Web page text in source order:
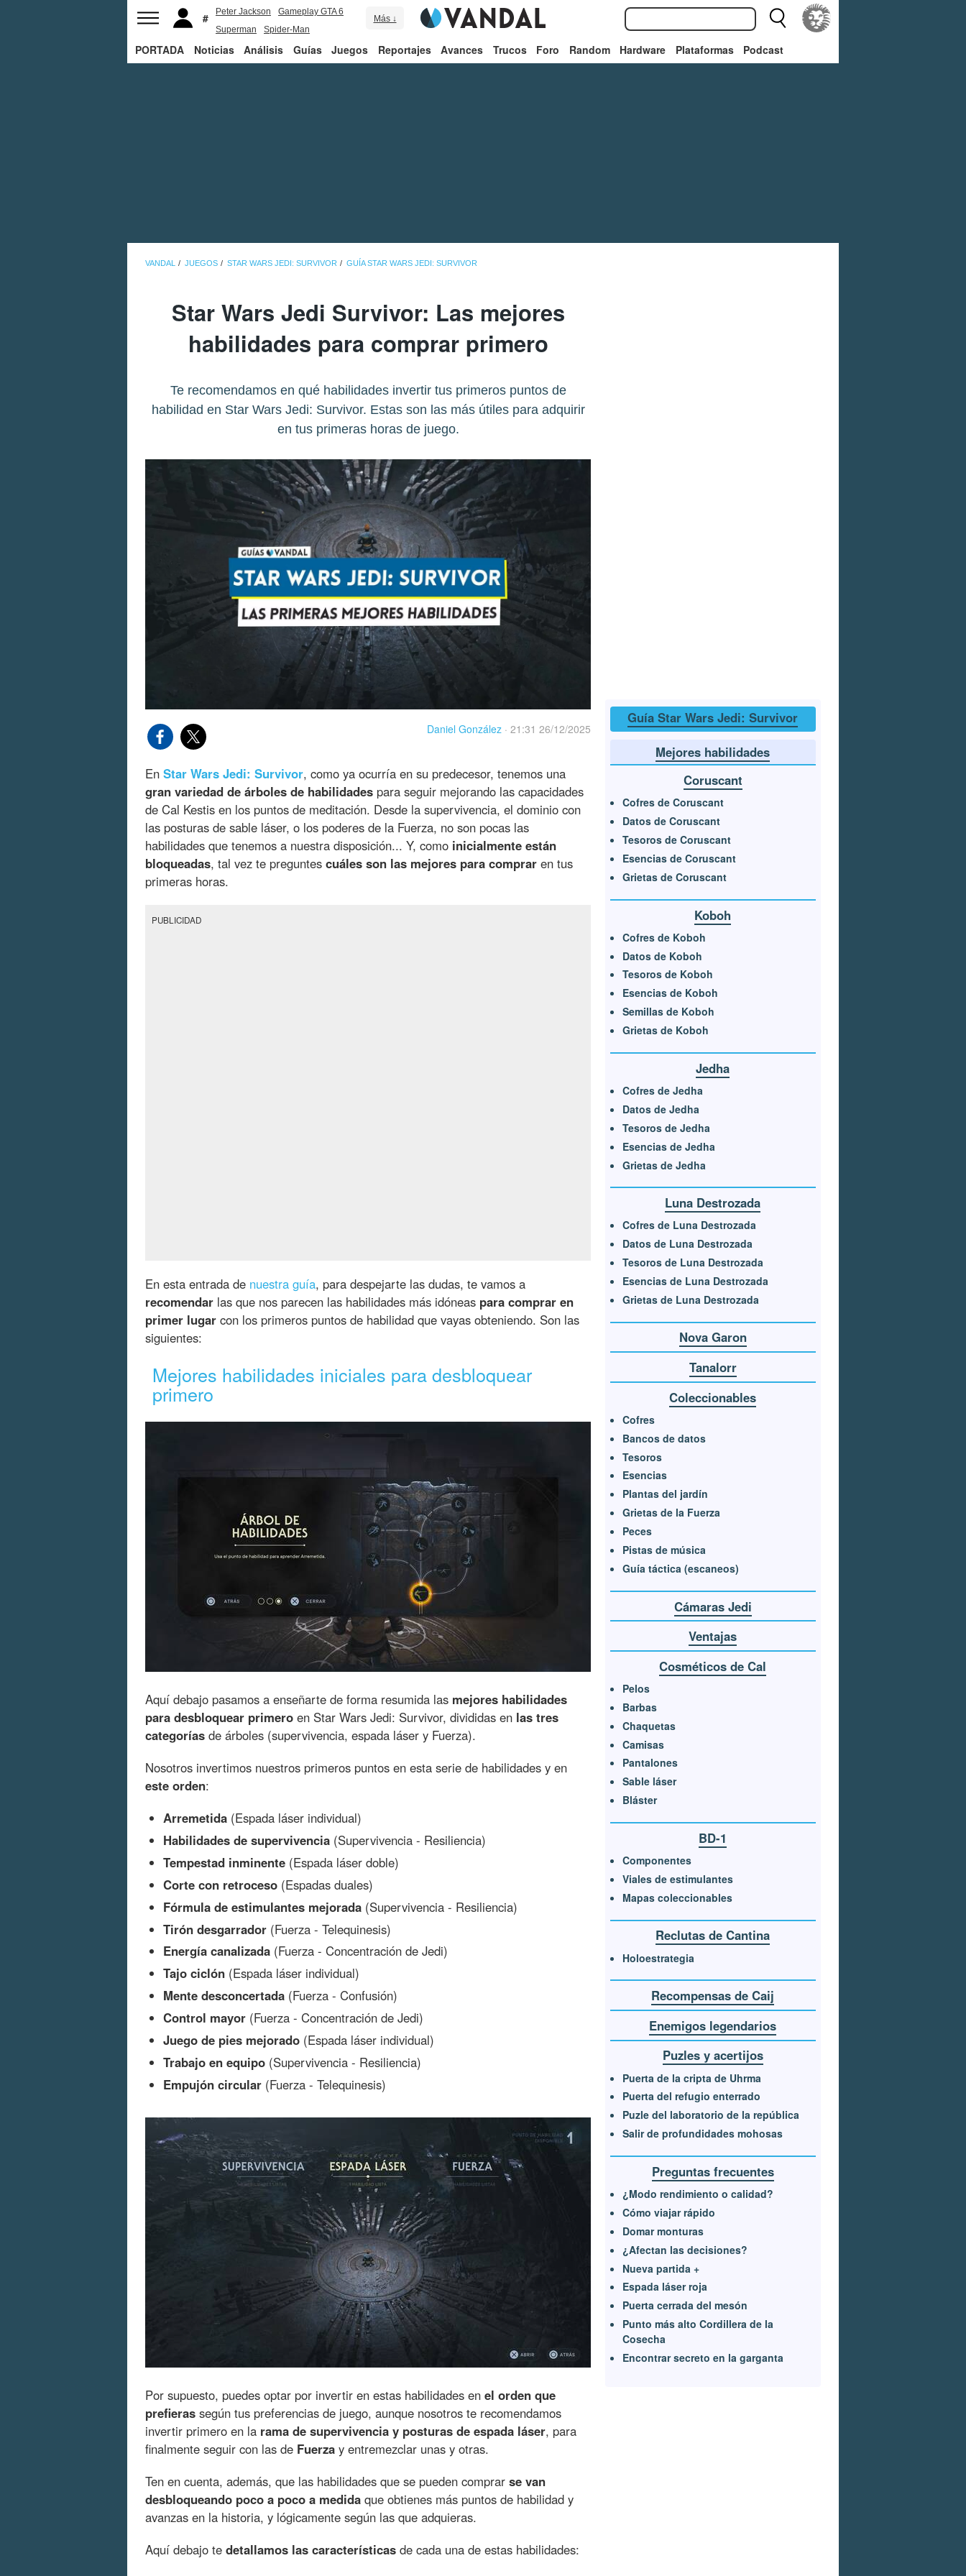
Peter Jackson
Gameplay GTA 6
Superman
Spider-Man
Más ↓
PORTADA Noticias Análisis Guías Juegos Reportajes Avances Trucos Foro Random Hardware Plataformas Podcast
VANDAL JUEGOS STAR WARS JEDI: SURVIVOR GUÍA STAR WARS JEDI: SURVIVOR
Star Wars Jedi Survivor: Las mejores
habilidades para comprar primero
Te recomendamos en qué habilidades invertir tus primeros puntos de
habilidad en Star Wars Jedi: Survivor. Estas son las más útiles para adquirir
en tus primeras horas de juego.
Daniel González · 21:31 26/12/2025
En Star Wars Jedi: Survivor, como ya ocurría en su predecesor, tenemos una
gran variedad de árboles de habilidades para seguir mejorando las capacidades
de Cal Kestis en los puntos de meditación. Desde la supervivencia, el dominio con
las posturas de sable láser, o los poderes de la Fuerza, no son pocas las
habilidades que tenemos a nuestra disposición... Y, como inicialmente están
bloqueadas, tal vez te preguntes cuáles son las mejores para comprar en tus
primeras horas.
PUBLICIDAD
En esta entrada de nuestra guía, para despejarte las dudas, te vamos a
recomendar las que nos parecen las habilidades más idóneas para comprar en
primer lugar con los primeros puntos de habilidad que vayas obteniendo. Son las
siguientes:
Mejores habilidades iniciales para desbloquear
primero
Aquí debajo pasamos a enseñarte de forma resumida las mejores habilidades
para desbloquear primero en Star Wars Jedi: Survivor, divididas en las tres
categorías de árboles (supervivencia, espada láser y Fuerza).
Nosotros invertimos nuestros primeros puntos en esta serie de habilidades y en
este orden:
Arremetida (Espada láser individual)
Habilidades de supervivencia (Supervivencia - Resiliencia)
Tempestad inminente (Espada láser doble)
Corte con retroceso (Espadas duales)
Fórmula de estimulantes mejorada (Supervivencia - Resiliencia)
Tirón desgarrador (Fuerza - Telequinesis)
Energía canalizada (Fuerza - Concentración de Jedi)
Tajo ciclón (Espada láser individual)
Mente desconcertada (Fuerza - Confusión)
Control mayor (Fuerza - Concentración de Jedi)
Juego de pies mejorado (Espada láser individual)
Trabajo en equipo (Supervivencia - Resiliencia)
Empujón circular (Fuerza - Telequinesis)
Por supuesto, puedes optar por invertir en estas habilidades en el orden que
prefieras según tus preferencias de juego, aunque nosotros te recomendamos
invertir primero en la rama de supervivencia y posturas de espada láser, para
finalmente seguir con las de Fuerza y entremezclar unas y otras.
Ten en cuenta, además, que las habilidades que se pueden comprar se van
desbloqueando poco a poco a medida que obtienes más puntos de habilidad y
avanzas en la historia, y lógicamente según las que adquieras.
Aquí debajo te detallamos las características de cada una de estas habilidades:
Guía Star Wars Jedi: Survivor
Mejores habilidades
Coruscant
Cofres de Coruscant
Datos de Coruscant
Tesoros de Coruscant
Esencias de Coruscant
Grietas de Coruscant
Koboh
Cofres de Koboh
Datos de Koboh
Tesoros de Koboh
Esencias de Koboh
Semillas de Koboh
Grietas de Koboh
Jedha
Cofres de Jedha
Datos de Jedha
Tesoros de Jedha
Esencias de Jedha
Grietas de Jedha
Luna Destrozada
Cofres de Luna Destrozada
Datos de Luna Destrozada
Tesoros de Luna Destrozada
Esencias de Luna Destrozada
Grietas de Luna Destrozada
Nova Garon
Tanalorr
Coleccionables
Cofres
Bancos de datos
Tesoros
Esencias
Plantas del jardín
Grietas de la Fuerza
Peces
Pistas de música
Guía táctica (escaneos)
Cámaras Jedi
Ventajas
Cosméticos de Cal
Pelos
Barbas
Chaquetas
Camisas
Pantalones
Sable láser
Bláster
BD-1
Componentes
Viales de estimulantes
Mapas coleccionables
Reclutas de Cantina
Holoestrategia
Recompensas de Caij
Enemigos legendarios
Puzles y acertijos
Puerta de la cripta de Uhrma
Puerta del refugio enterrado
Puzle del laboratorio de la república
Salir de profundidades mohosas
Preguntas frecuentes
¿Modo rendimiento o calidad?
Cómo viajar rápido
Domar monturas
¿Afectan las decisiones?
Nueva partida +
Espada láser roja
Puerta cerrada del mesón
Punto más alto Cordillera de la
Cosecha
Encontrar secreto en la garganta